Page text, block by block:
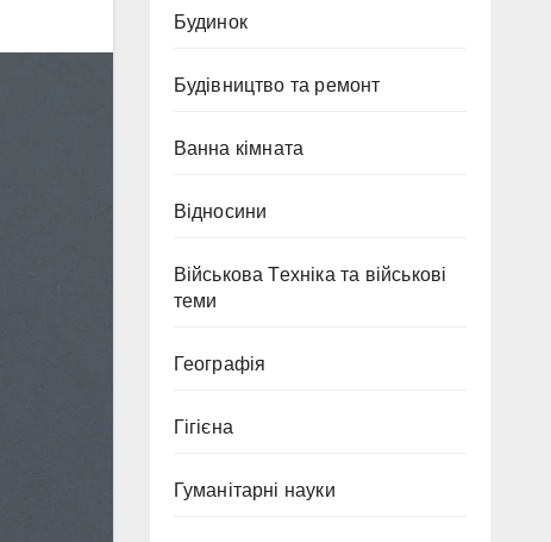
Будинок
Будівництво та ремонт
Ванна кімната
Відносини
Військова Техніка та військові
теми
Географія
Гігієна
Гуманітарні науки